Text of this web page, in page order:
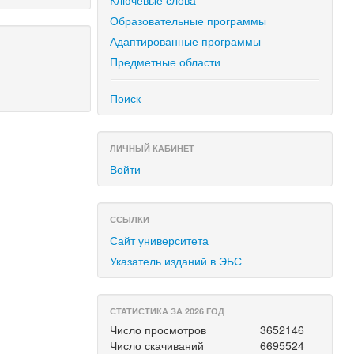
Образовательные программы
Адаптированные программы
Предметные области
Поиск
ЛИЧНЫЙ КАБИНЕТ
Войти
ССЫЛКИ
Сайт университета
Указатель изданий в ЭБС
СТАТИСТИКА ЗА 2026 ГОД
Число просмотров
3652146
Число скачиваний
6695524